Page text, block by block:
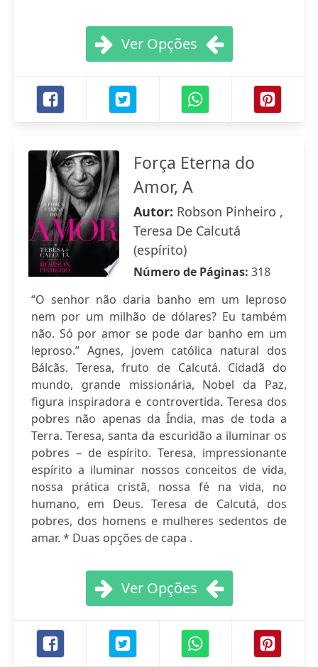
Ver Opções
Força Eterna do
Amor, A
Autor: Robson Pinheiro ,
Teresa De Calcutá
(espírito)
Número de Páginas: 318
“O senhor não daria banho em um leproso
nem por um milhão de dólares? Eu também
não. Só por amor se pode dar banho em um
leproso.” Agnes, jovem católica natural dos
Bálcãs. Teresa, fruto de Calcutá. Cidadã do
mundo, grande missionária, Nobel da Paz,
figura inspiradora e controvertida. Teresa dos
pobres não apenas da Índia, mas de toda a
Terra. Teresa, santa da escuridão a iluminar os
pobres – de espírito. Teresa, impressionante
espírito a iluminar nossos conceitos de vida,
nossa prática cristã, nossa fé na vida, no
humano, em Deus. Teresa de Calcutá, dos
pobres, dos homens e mulheres sedentos de
amar. * Duas opções de capa .
Ver Opções